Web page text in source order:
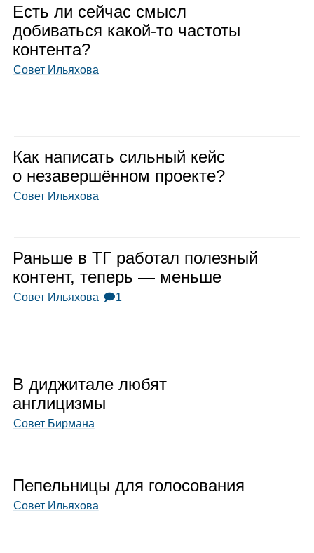
Есть ли сей­час смысл
доби­ваться какой‑то частоты
кон­тента?
Совет Ильяхова
Как напи­сать силь­ный кейс
о неза­вер­шён­ном про­екте?
Совет Ильяхова
Раньше в ТГ рабо­тал полез­ный
кон­тент, теперь — меньше
Совет Ильяхова 🗩1
В диджи­тале любят
англи­цизмы
Совет Бирмана
Пепель­ницы для голо­со­ва­ния
Совет Ильяхова